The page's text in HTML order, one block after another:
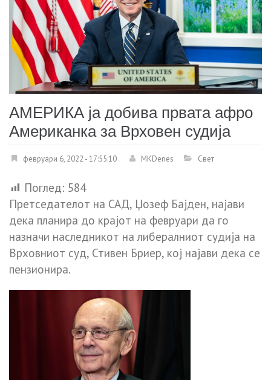
АМЕРИКА ја добива првата афро
Американка за Врховен судија
февруари 6, 2022 - 17:55:10 MKDenes Свет
Поглед: 584
Претседателот на САД, Џозеф Бајден, најави
дека планира до крајот на февруари да го
назначи наследникот на либералниот судија на
Врховниот суд, Стивен Бриер, кој најави дека се
пензионира.